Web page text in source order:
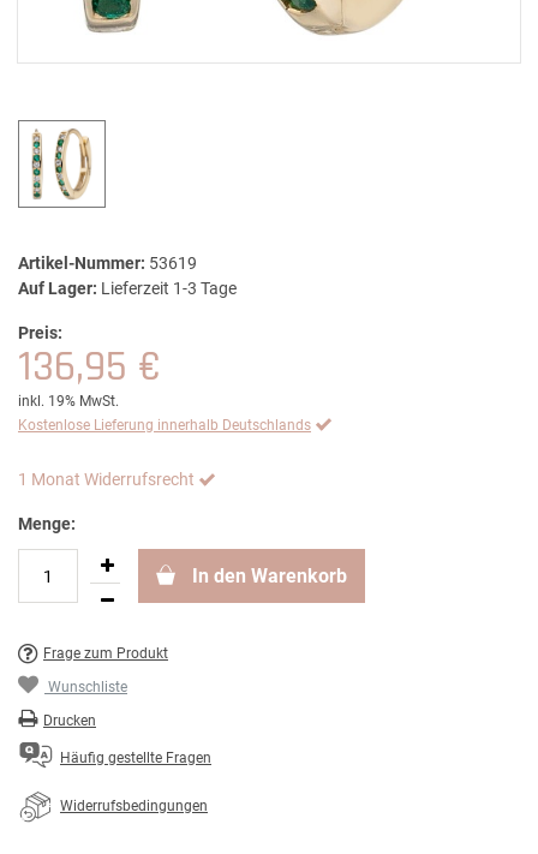
Artikel-Nummer: 53619
Auf Lager: Lieferzeit 1-3 Tage
Preis:
136,95 €
inkl. 19% MwSt.
Kostenlose Lieferung innerhalb Deutschlands
1 Monat Widerrufsrecht
Menge:
In den Warenkorb
Frage zum Produkt
Wunschliste
Drucken
Häufig gestellte Fragen
Widerrufsbedingungen